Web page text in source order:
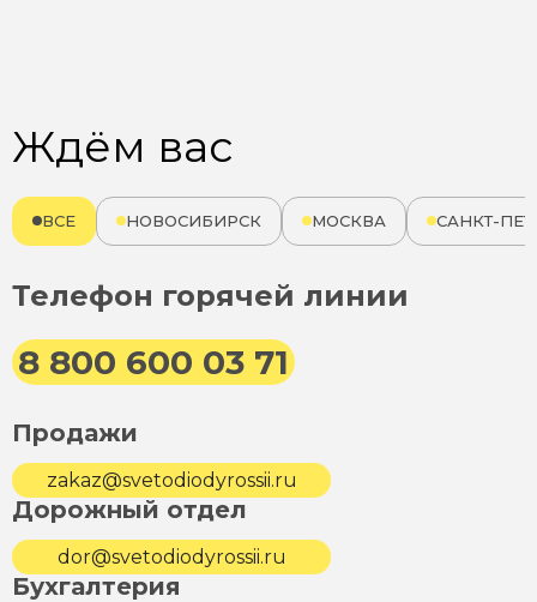
Ждём вас
ВСЕ НОВОСИБИРСК МОСКВА САНКТ-
Телефон горячей линии
8 800 600 03 71
Продажи
zakaz@svetodiodyrossii.ru
Дорожный отдел
dor@svetodiodyrossii.ru
Бухгалтерия